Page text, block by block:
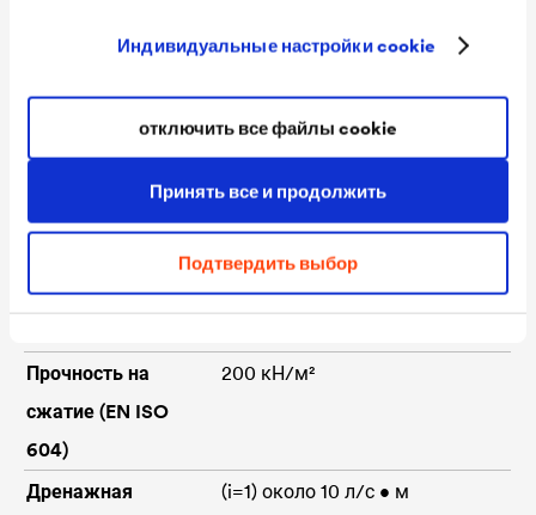
Индивидуальные настройки cookie
Принять все и продолжить
Подтвердить выбор
отключить все файлы cookie
Полиэтилен высокой
плотности HDPE. Материал
является безопасным для
щелочи и химическим
веществам, не подвержен
Прочность на
сжатие (EN ISO
604)
200 кН/м²
Дренажная
(i=1) около 10 л/с • м